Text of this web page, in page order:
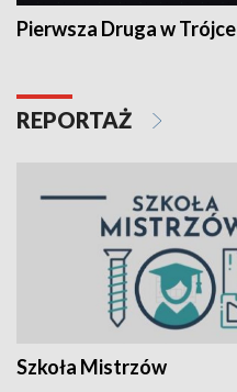
Pierwsza Druga w Trójce
REPORTAŻ
Szkoła Mistrzów